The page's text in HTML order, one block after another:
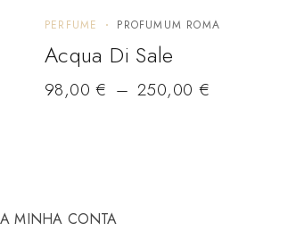
PERFUME PROFUMUM ROMA
Acqua Di Sale
98,00€ – 250,00 €
Price range: 98,00 € through
A MINHA CONTA